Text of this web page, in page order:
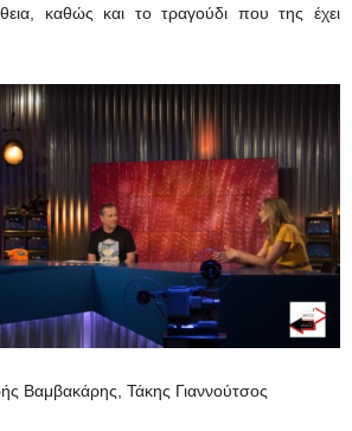
καθώς και το τραγούδι που της έχει
Βαμβακάρης, Τάκης Γιαννούτσος